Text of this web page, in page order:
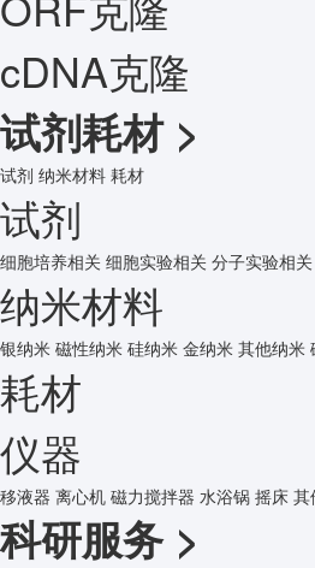
cDNA克隆
试剂耗材 >
试剂 纳米材料 耗材
试剂
细胞培养相关 细胞实验相关 分子实验相关
纳米材料
银纳米 磁性纳米 硅纳米 金纳米 其他纳米
耗材
仪器
移液器 离心机 磁力搅拌器 水浴锅 摇床 其
科研服务 >